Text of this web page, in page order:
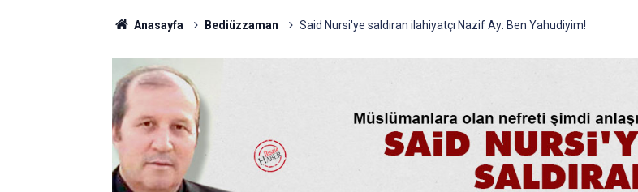
Anasayfa Bediüzzaman Said Nursi'ye saldıran ilahiyatçı Nazif Ay: Ben Yahudiyim!